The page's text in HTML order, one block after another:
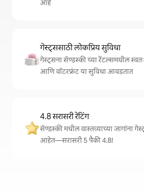
आहे
गेस्ट्ससाठी लोकप्रिय सुविधा
गेस्ट्सना सॅण्डस्की च्या रेंटल्समधील
आणि वॉटरफ्रंट या सुविधा आवडतात
4.8 सरासरी रेटिंग
सॅण्डस्की मधील वास्तव्याच्या जागांना
आहेत—सरासरी 5 पैकी 4.8!